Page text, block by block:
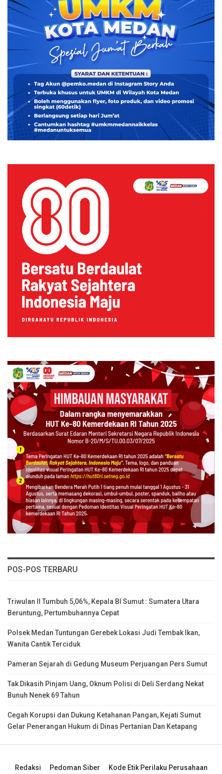
POS-POS TERBARU
Triwulan II Tumbuh 5,06%, Kepala BI Sumut : Sumatera Utara
Beruntung, Pertumbuhannya Cepat
Polsek Medan Tuntungan Gerebek Lokasi Judi Tembak Ikan,
Wanita Cantik Terciduk
Pameran Sejarah di Gedung Museum Perjuangan Pers Sumut
Tak Dikasih Pinjam Uang, Oknum Polisi di Deli Serdang Nekat
Bunuh Nenek 69 Tahun
Cegah Korupsi dan Dukung Ketahanan Pangan, Kejati Sumut
Gelar Penerangan Hukum di Dinas Pertanian Dan Ketapang
Redaksi Pedoman Siber Kode Etik Perilaku Perusahaan